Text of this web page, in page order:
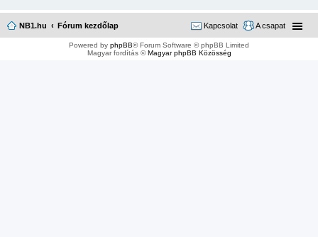
NB1.hu Fórum kezdőlap A csapat
Kapcsolat
Powered by phpBB® Forum Software © phpBB Limited
Magyar fordítás ©Magyar phpBB Közösség